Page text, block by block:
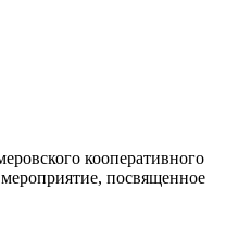
кооперативного
посвященное